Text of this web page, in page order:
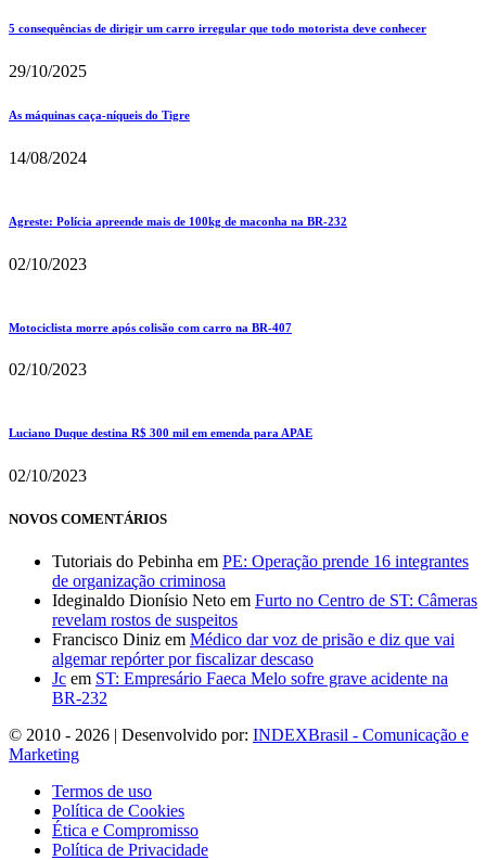
5 consequências de dirigir um carro irregular que todo motorista deve conhecer
29/10/2025
As máquinas caça-níqueis do Tigre
14/08/2024
Agreste: Polícia apreende mais de 100kg de maconha na BR-232
02/10/2023
Motociclista morre após colisão com carro na BR-407
02/10/2023
Luciano Duque destina R$ 300 mil em emenda para APAE
02/10/2023
NOVOS COMENTÁRIOS
Tutoriais do Pebinha em PE: Operação prende 16 integrantes
de organização criminosa
Ideginaldo Dionísio Neto em Furto no Centro de ST: Câmeras
revelam rostos de suspeitos
Francisco Diniz em Médico dar voz de prisão e diz que vai
algemar repórter por fiscalizar descaso
Jc em ST: Empresário Faeca Melo sofre grave acidente na
BR-232
© 2010 - 2026 | Desenvolvido por: INDEXBrasil - Comunicação e
Marketing
Termos de uso
Política de Cookies
Ética e Compromisso
Política de Privacidade